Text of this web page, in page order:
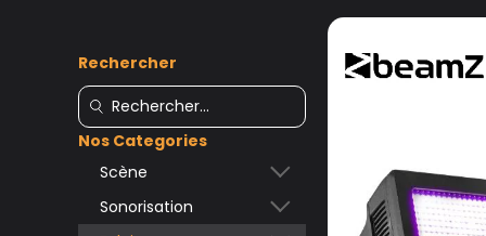
Rechercher
Nos Categories
Scène
Accessoires
Sonorisation